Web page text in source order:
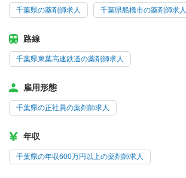
千葉県の薬剤師求人 千葉県船橋市の薬剤師求人
路線
千葉県東葉高速鉄道の薬剤師求人
雇用形態
千葉県の正社員の薬剤師求人
年収
千葉県の年収600万円以上の薬剤師求人